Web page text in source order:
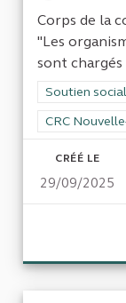
Corps de la
"Les
sont chargés
Filtrer les
Soutien
Filtrer les
CRC
CRÉÉ LE
29/09/2025